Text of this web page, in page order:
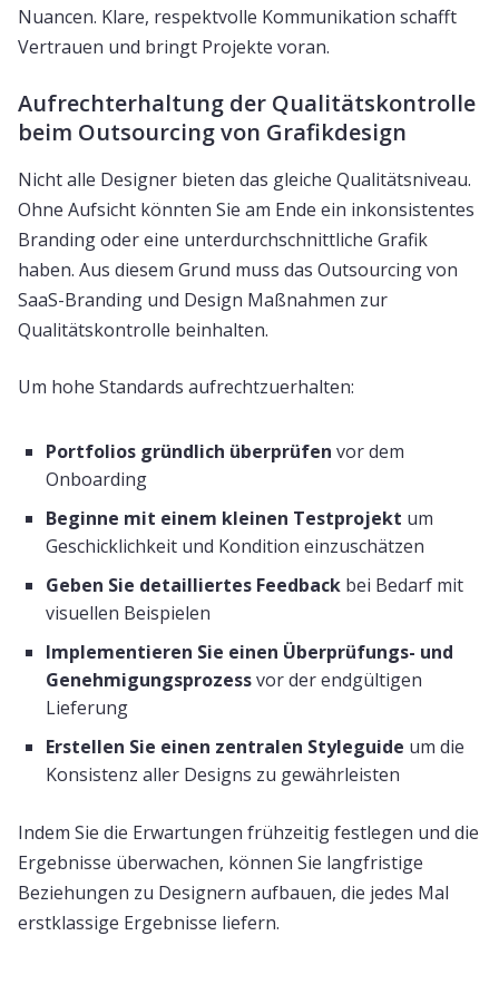
Nuancen. Klare, respektvolle Kommunikation schafft
Vertrauen und bringt Projekte voran.
Aufrechterhaltung der Qualitätskontrolle
beim Outsourcing von Grafikdesign
Nicht alle Designer bieten das gleiche Qualitätsniveau.
Ohne Aufsicht könnten Sie am Ende ein inkonsistentes
Branding oder eine unterdurchschnittliche Grafik
haben. Aus diesem Grund muss das Outsourcing von
SaaS-Branding und Design Maßnahmen zur
Qualitätskontrolle beinhalten.
Um hohe Standards aufrechtzuerhalten:
Portfolios gründlich überprüfen vor dem
Onboarding
Beginne mit einem kleinen Testprojekt um
Geschicklichkeit und Kondition einzuschätzen
Geben Sie detailliertes Feedback bei Bedarf mit
visuellen Beispielen
Implementieren Sie einen Überprüfungs- und
Genehmigungsprozessvor der endgültigen
Lieferung
Erstellen Sie einen zentralen Styleguide um die
Konsistenz aller Designs zu gewährleisten
Indem Sie die Erwartungen frühzeitig festlegen und die
Ergebnisse überwachen, können Sie langfristige
Beziehungen zu Designern aufbauen, die jedes Mal
erstklassige Ergebnisse liefern.